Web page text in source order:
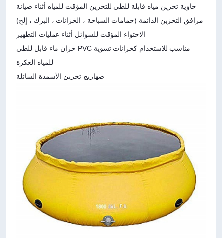
حاوية تخزين مياه قابلة للطي للتخزين المؤقت للمياه أثناء صيانة
مرافق التخزين الدائمة (حمامات السباحة ، الخزانات ، البرك ، إلخ)
الاحتواء المؤقت للسوائل أثناء عمليات التطهير
خزان ماء قابل للطي PVC مناسب للاستخدام كخزانات تسوية
للمياه العكرة
صهاريج تخزين الأسمدة السائلة